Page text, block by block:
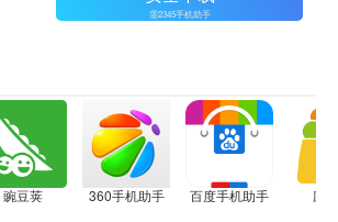
需2345手机助手
豌豆荚 360手机助手 百度手机助手 应